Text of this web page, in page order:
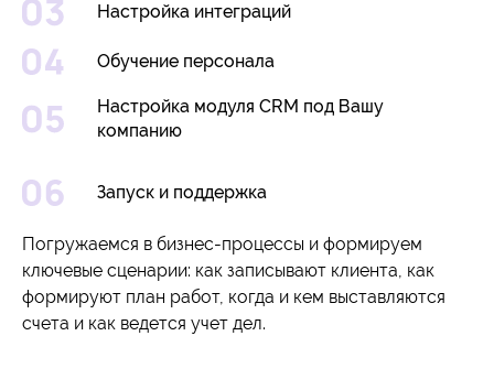
Настройка интеграций
Обучение персонала
Настройка модуля CRM под Вашу
компанию
Запуск и поддержка
Погружаемся в бизнес-процессы и формируем
ключевые сценарии: как записывают клиента, как
формируют план работ, когда и кем выставляются
счета и как ведется учет дел.